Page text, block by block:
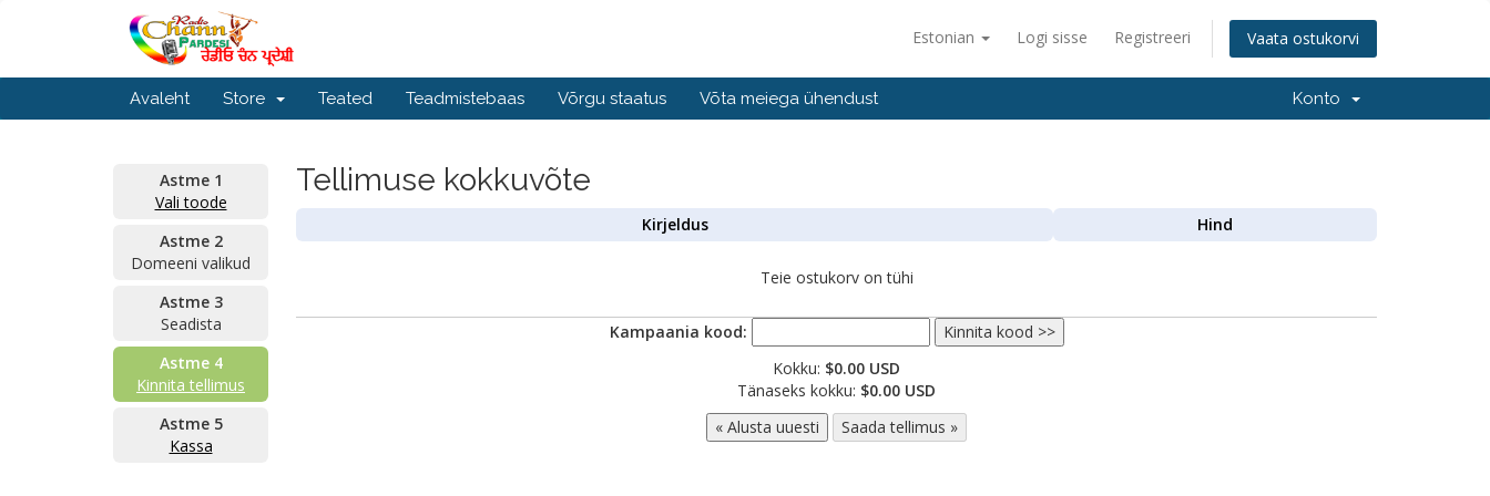
Estonian Logi sisse Registreeri Vaata ostukorvi
Avaleht Store Teated Teadmistebaas Võrgu staatus Võta meiega ühendust Konto
Astme 1
Vali toode
Astme 2
Domeeni valikud
Astme 3
Seadista
Astme 4
Kinnita tellimus
Astme 5
Kassa
Tellimuse kokkuvõte
Kirjeldus Hind
Teie ostukorv on tühi
Kampaania kood:
Kokku: $0.00 USD
Tänaseks kokku: $0.00 USD